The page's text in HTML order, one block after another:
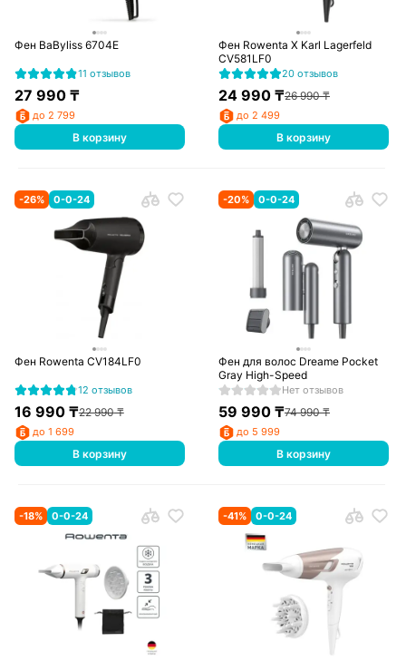
Фен BaByliss 6704E
11 отзывов
27 990₸
до 2 799
В корзину
Фен Rowenta X Karl Lagerfeld
CV581LF0
20 отзывов
24 990 ₸26 990₸
до 2 499
В корзину
-26% 0-0-24
Фен Rowenta CV184LF0
12 отзывов
16 990₸22 990₸
до 1 699
В корзину
-20% 0-0-24
Фен для волос Dreame Pocket
Gray High-Speed
Нет отзывов
59 990 ₸74 990₸
до 5 999
В корзину
-18% 0-0-24 -41% 0-0-24